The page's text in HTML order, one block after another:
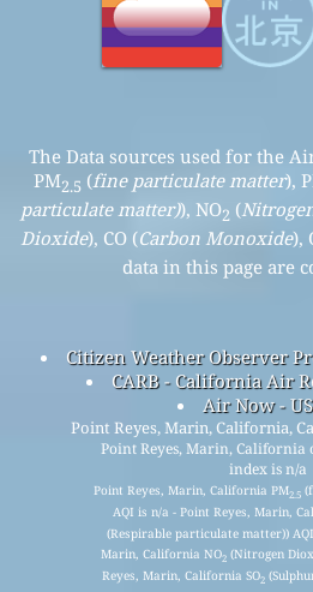
The Data sources used for the
PM2.5 (fine particulate matter),
particulate matter)), NO2 (
Dioxide), CO (Carbon Monoxide),
data in this page are
Citizen Weather Observer
CARB - California Air
Air Now -
Point Reyes, Marin, California,
Point Reyes, Marin,
index is n/a
Point Reyes, Marin, California PM2.5
AQI is n/a - Point Reyes, Marin,
(Respirable particulate matter))
Marin, California NO2 (Nitrogen
Reyes, Marin, California SO2